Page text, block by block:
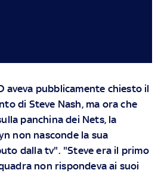
aveva pubblicamente chiesto il
di Steve Nash, ma ora che
panchina dei Nets, la
non nasconde la sua
dalla tv". "Steve era il primo
non rispondeva ai suoi